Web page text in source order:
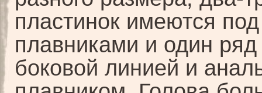
пластинок имеются
плавниками и один
боковой линией и